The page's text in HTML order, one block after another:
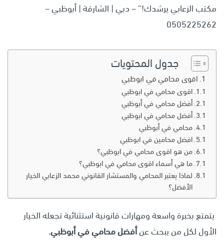
مكتب الزعابي يرشدك!” – دبي | الشارقة | أبوظبي –
0505225262
جدول المحتويات
اقوى محامي في ابوظبي
اقوى محامي في ابوظبي
أفضل محامي في أبوظبي
أفضل محامي في ابوظبي
محامي في أبوظبي
افضل محامين في ابوظبي
من هو اقوى محامي في ابوظبي؟
ما هي أسماء اقوى محامي في ابوظبي؟
لماذا يعتبر المحامي والمستشار القانوني محمد الزعابي الخيار
الأفضل؟
يتمتع بخبرة واسعة ومهارات قانونية استثنائية تجعله الخيار
الأول لكل من يبحث عنأفضل محامي في أبوظبي.